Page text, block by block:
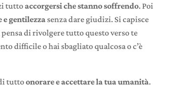
tuttoaccorgersi che stanno soffrendo. Poi
e gentilezza senza dare giudizi. Si capisce
di rivolgere tutto questo verso te
difficile o hai sbagliato qualcosa o c’è
tuttoonorare e accettare la tua umanità.